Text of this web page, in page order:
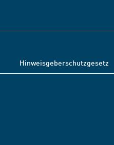
Hinweisgeberschutzgesetz